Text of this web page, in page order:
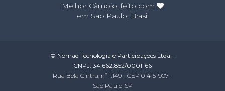
Melhor Câmbio, feito com
em São Paulo, Brasil
© Nomad Tecnologia e Participações Ltda –
CNPJ: 34.662.852/0001-66
Rua Bela Cintra, nº 1.149 - CEP 01415-907 -
São Paulo-SP